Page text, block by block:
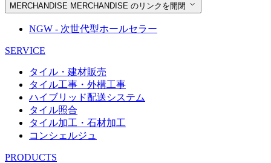
MERCHANDISE MERCHANDISE のリンクを開閉
NGW - 次世代型ホールセラー
SERVICE
タイル・建材販売
タイル工事・外構工事
ハイブリッド配送システム
タイル照合
タイル加工・石材加工
コンシェルジュ
PRODUCTS